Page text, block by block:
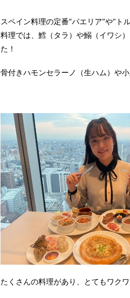
スペイン料理の定番“パエリア”や“
料理では、鱈（タラ）や鰯（イワシ
た！
骨付きハモンセラーノ（生ハム）や
たくさんの料理があり、とてもワク